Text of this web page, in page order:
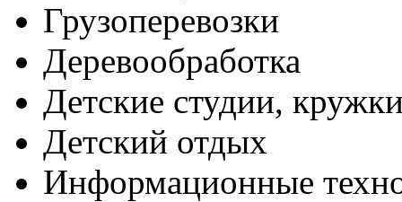
Грузоперевозки
Деревообработка
Детские студии,
Детский отдых
Информационные